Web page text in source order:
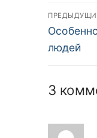
по
запись:
людей
3